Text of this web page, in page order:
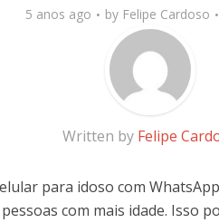
5 anos ago by Felipe Cardoso
Written by Felipe
para idoso com
com mais idade. Isso